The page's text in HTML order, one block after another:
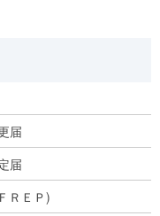
届
届
ＲＥＰ)